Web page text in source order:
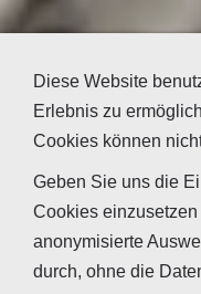
Diese Website
Erlebnis zu
Cookies können
Geben Sie uns die
Cookies
anonymisierte
durch, ohne die